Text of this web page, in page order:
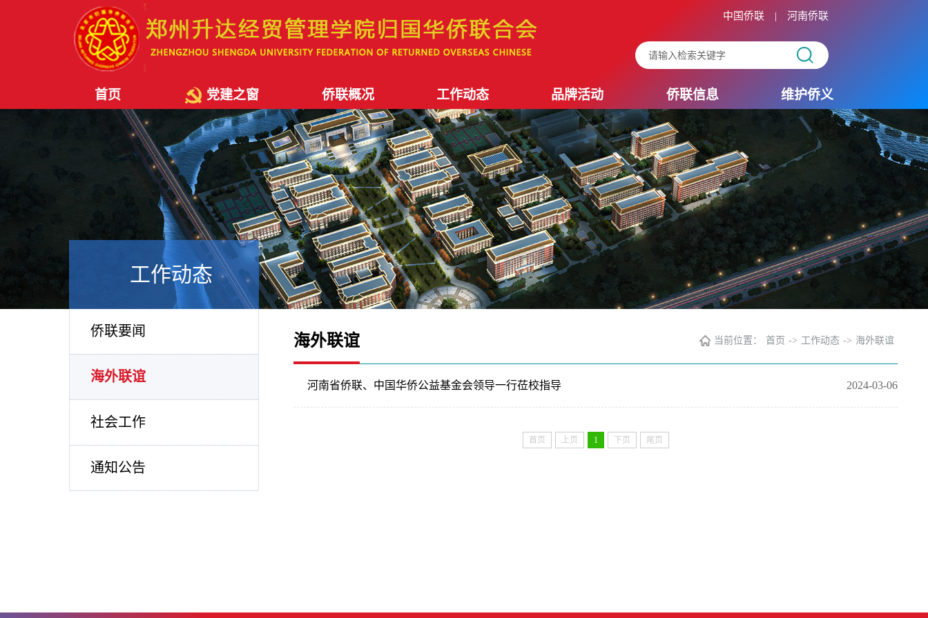
中国侨联 | 河南侨联
首页 党建之窗 侨联概况 工作动态 品牌活动 侨联信息 维护侨义
工作动态
侨联要闻
海外联谊
社会工作
通知公告
海外联谊 当前位置： 首页 -> 工作动态 -> 海外联谊
2024-03-06
河南省侨联、中国华侨公益基金会领导一行莅校指导
首页 上页 1 下页 尾页